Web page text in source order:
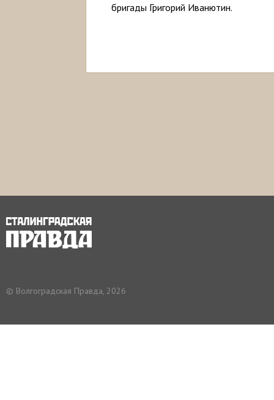
бригады Григорий Иванютин.
© Волгоградская Правда, 2026